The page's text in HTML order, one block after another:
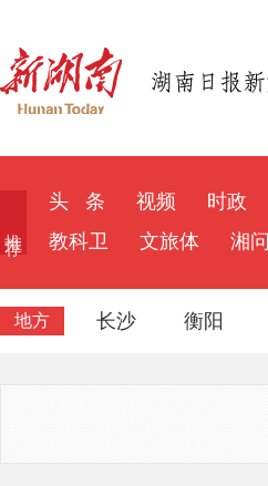
头 条 视频 时政
教科卫
文旅体 湘问
地方 长沙 衡阳